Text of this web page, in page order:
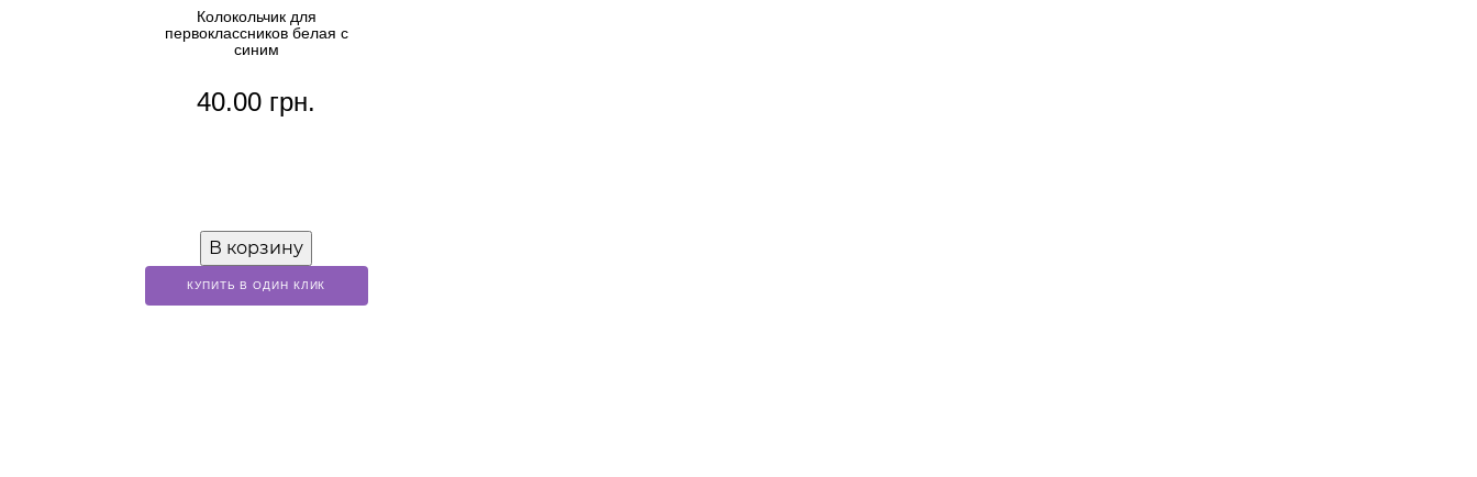
Колокольчик для
первоклассников белая с
синим
40.00 грн.
В корзину
КУПИТЬ В ОДИН КЛИК